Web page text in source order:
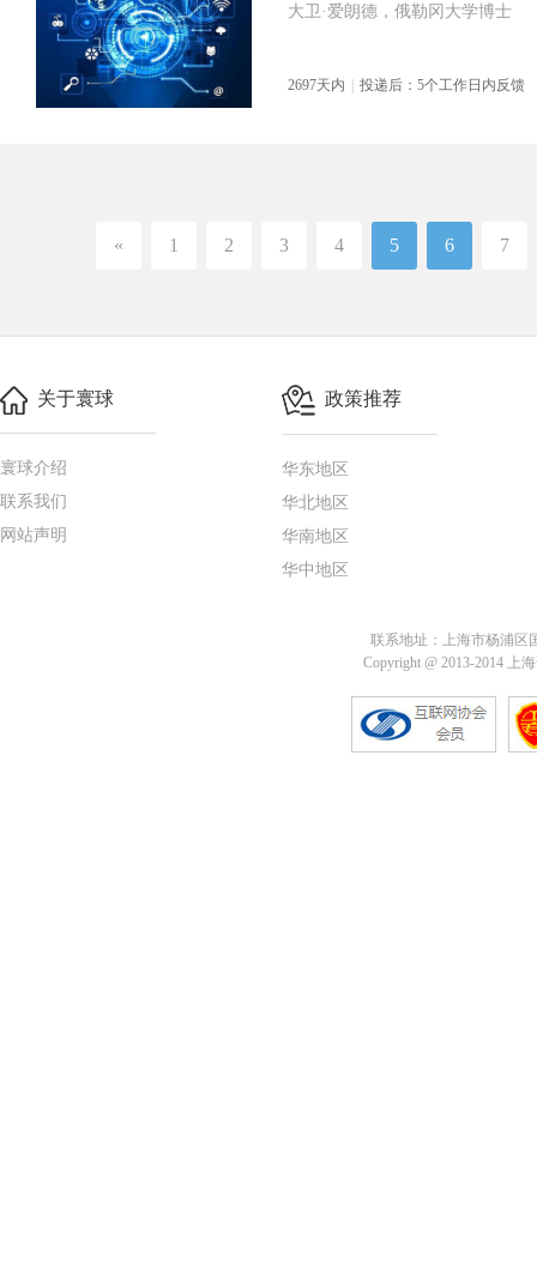
大卫·爱朗德，俄勒冈大学博士
2697天内 投递后：5个工作日内反馈
« 1 2 3 4 5 6 7
关于寰球
寰球介绍
联系我们
网站声明
政策推荐
华东地区
华北地区
华南地区
华中地区
联系地址：上海市杨浦区
Copyright @ 2013-2014 上